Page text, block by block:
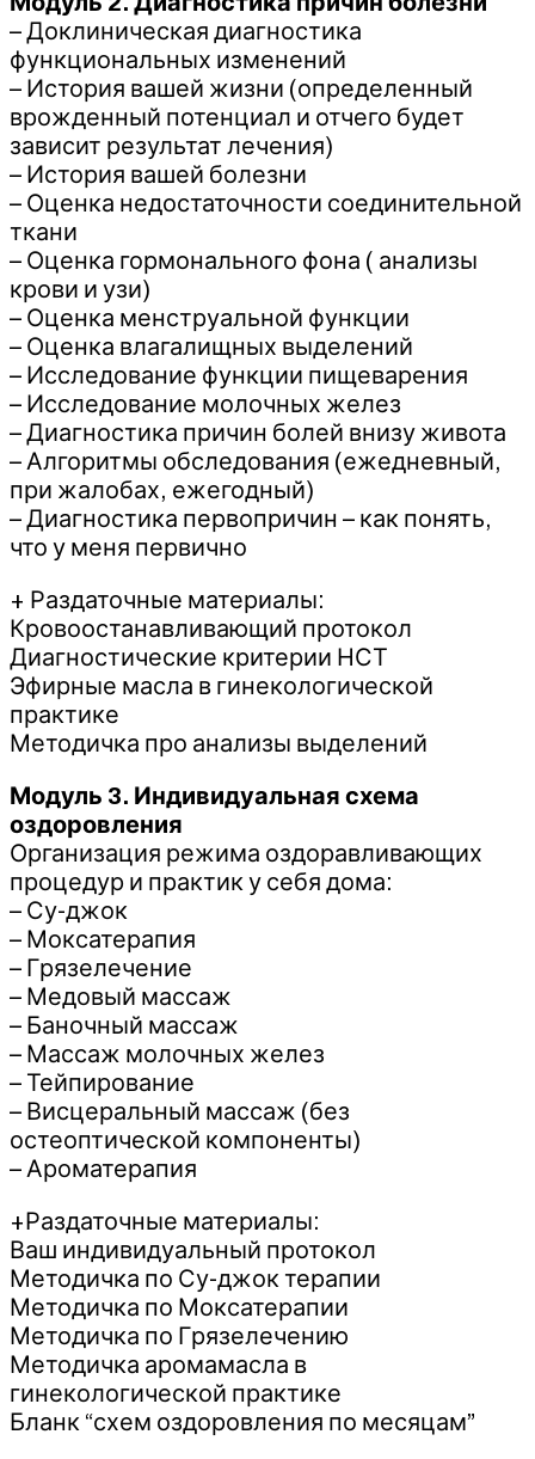
– Доклиническая диагностика
функциональных изменений
– История вашей жизни (определенный
врожденный потенциал и отчего будет
зависит результат лечения)
– История вашей болезни
– Оценка недостаточности соединительной
ткани
– Оценка гормонального фона ( анализы
крови и узи)
– Оценка менструальной функции
– Оценка влагалищных выделений
– Исследование функции пищеварения
– Исследование молочных желез
– Диагностика причин болей внизу живота
– Алгоритмы обследования (ежедневный,
при жалобах, ежегодный)
– Диагностика первопричин – как понять,
что у меня первично
+ Раздаточные материалы:
Кровоостанавливающий протокол
Диагностические критерии НСТ
Эфирные масла в гинекологической
практике
Методичка про анализы выделений
Модуль 3. Индивидуальная схема
оздоровления
Организация режима оздоравливающих
процедур и практик у себя дома:
– Су-джок
– Моксатерапия
– Грязелечение
– Медовый массаж
– Баночный массаж
– Массаж молочных желез
– Тейпирование
– Висцеральный массаж (без
остеоптической компоненты)
– Ароматерапия
+Раздаточные материалы:
Ваш индивидуальный протокол
Методичка по Су-джок терапии
Методичка по Моксатерапии
Методичка по Грязелечению
Методичка аромамасла в
гинекологической практике
Бланк “схем оздоровления по месяцам”